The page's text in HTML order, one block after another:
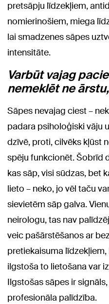
pretsāpju līdzekļiem,
nomierinošiem, miega
lai smadzenes sāpes
intensitāte.
Varbūt vajag
nemeklēt ne
Sāpes nevajag ciest –
padara psiholoģiski vāju
dzīvē, proti, cilvēks kļūst
spēju funkcionēt. Šobrīd
kas sāp, visi sūdzas, bet
lieto – neko, jo vēl taču
sievietēm sāp galva.
neirologu, tas nav
veic pašārstēšanos ar
pretiekaisuma
ilgstoša to lietošana var
Ilgstošas sāpes ir
profesionāla palīdzība.